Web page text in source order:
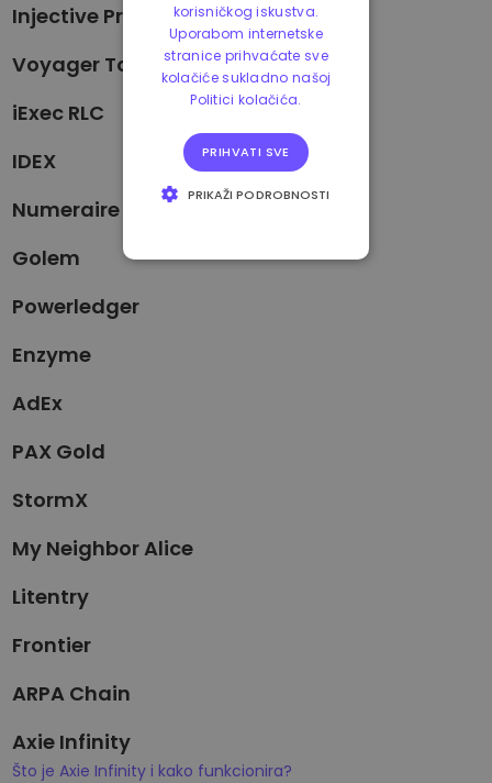
Injective Protocol
Voyager Token
iExec RLC
IDEX
Numeraire
Golem
Powerledger
Enzyme
AdEx
PAX Gold
StormX
My Neighbor Alice
Litentry
Frontier
ARPA Chain
Axie Infinity
Što je Axie Infinity i kako funkcionira?
korisničkog iskustva.
Uporabom internetske
stranice prihvaćate sve
kolačiće sukladno našoj
Politici kolačića.
PRIHVATI SVE
PRIKAŽI PODROBNOSTI